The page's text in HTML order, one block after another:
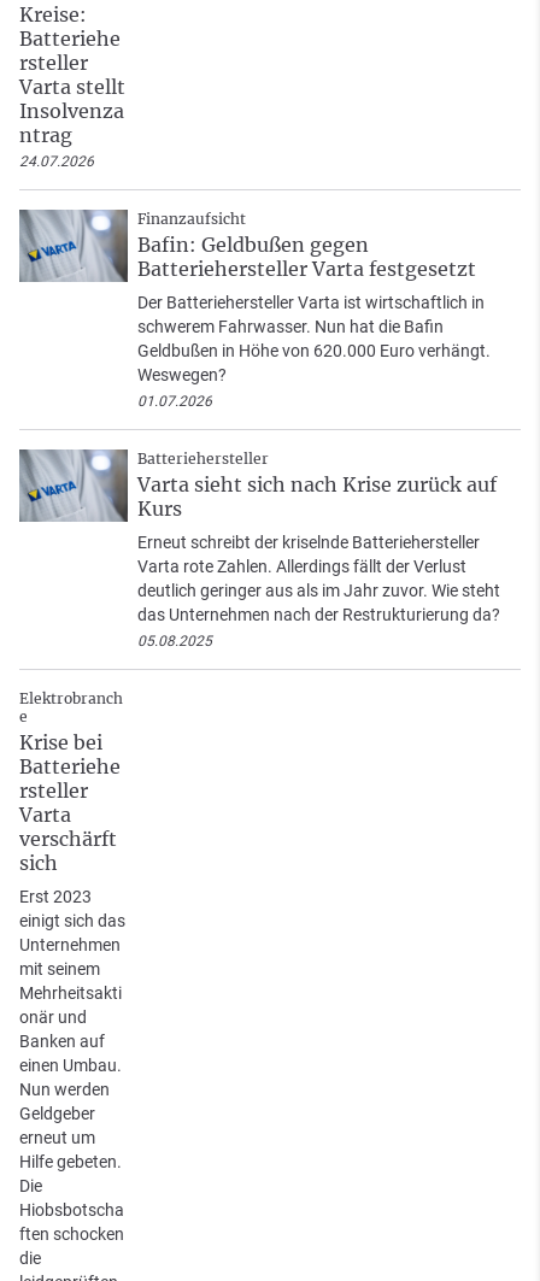
Kreise:
Batteriehe
rsteller
Varta stellt
Insolvenza
ntrag
24.07.2026
Finanzaufsicht
Bafin: Geldbußen gegen
Batteriehersteller Varta festgesetzt
Der Batteriehersteller Varta ist wirtschaftlich in
schwerem Fahrwasser. Nun hat die Bafin
Geldbußen in Höhe von 620.000 Euro verhängt.
Weswegen?
01.07.2026
Batteriehersteller
Varta sieht sich nach Krise zurück auf
Kurs
Erneut schreibt der kriselnde Batteriehersteller
Varta rote Zahlen. Allerdings fällt der Verlust
deutlich geringer aus als im Jahr zuvor. Wie steht
das Unternehmen nach der Restrukturierung da?
05.08.2025
Elektrobranch
e
Krise bei
Batteriehe
rsteller
Varta
verschärft
sich
Erst 2023
einigt sich das
Unternehmen
mit seinem
Mehrheitsakti
onär und
Banken auf
einen Umbau.
Nun werden
Geldgeber
erneut um
Hilfe gebeten.
Die
Hiobsbotscha
ften schocken
die